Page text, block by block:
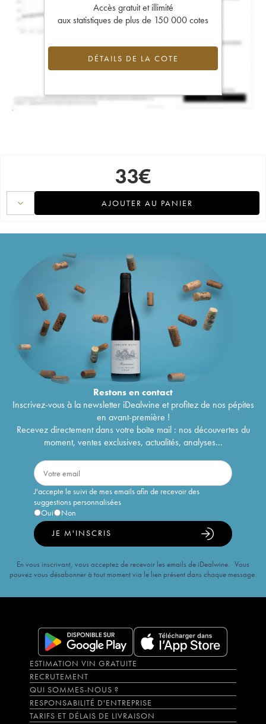
Accès gratuit et illimité
aux statistiques de plus de 150 000 cotes
DÉTAILS DE LA COTE
33€
AJOUTER AU PANIER
Restons encontact
Inscrivez-vous à la newsletter iDealwine et profitez de nos pépites
en avant-première !
Recevez directement dans votre boîte mail : nos découvertes du
moment, ventes exclusives, actualités, analyses...
J'accepte le suivi de mes emails afin de recevoir des
suggestions personnalisées
Oui
Non
JE M'INSCRIS
En vous inscrivant, vous acceptez de recevoir les emails de iDealwine. Vous
pouvez vous désabonner à tout moment via le lien présent dans chaque message.
ESTIMATION VIN GRATUITE
RECRUTEMENT
QUI SOMMES-NOUS ?
RESPONSABILITÉ D'ENTREPRISE
TARIFS ET DÉLAIS DE LIVRAISON